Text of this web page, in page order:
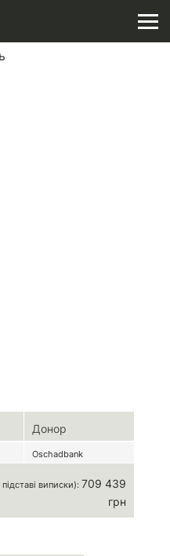
Донор
Oschadbank
виписки): 709 439
грн